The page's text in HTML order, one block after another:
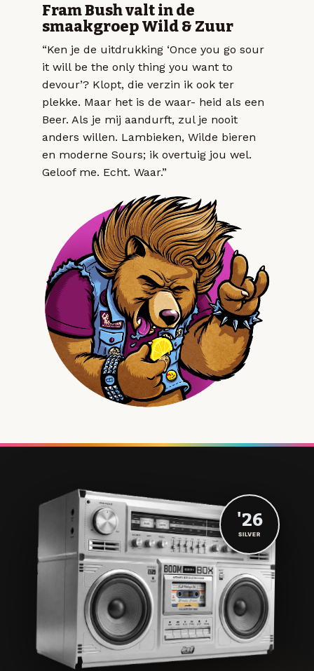
Fram Bush valt in de
smaakgroep Wild & Zuur
“Ken je de uitdrukking ‘Once you go sour
it will be the only thing you want to
devour’? Klopt, die verzin ik ook ter
plekke. Maar het is de waar- heid als een
Beer. Als je mij aandurft, zul je nooit
anders willen. Lambieken, Wilde bieren
en moderne Sours; ik overtuig jou wel.
Geloof me. Echt. Waar.”
'26
SILVER